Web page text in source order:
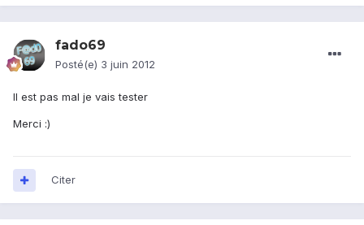
fado69
Posté(e) 3 juin 2012
Il est pas mal je vais tester
Merci :)
Citer